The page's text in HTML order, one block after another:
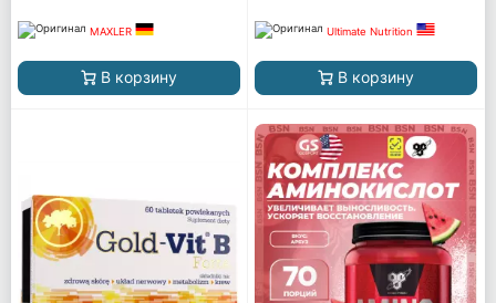
MAXLER
В корзину
Ultimate Nutrition
В корзину